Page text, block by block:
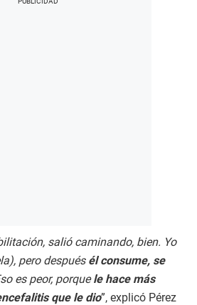
salió caminando, bien. Yo
pero después él consume, se
es peor, porquele hace más
que le dio”, explicó Pérez